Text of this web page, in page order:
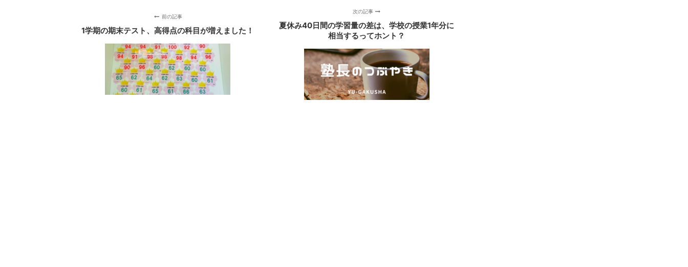
前の記事
1学期の期末テスト、高得点の科目が増えました！
次の記事
夏休み40日間の学習量の差は、学校の授業1年分に
相当するってホント？